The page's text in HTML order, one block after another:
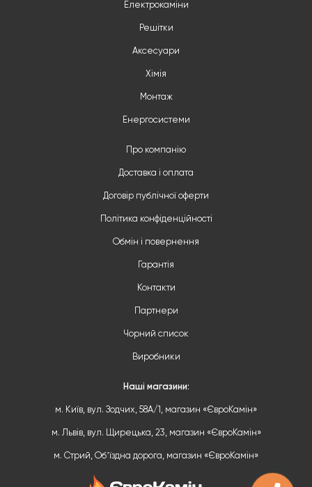
Електрокаміни
Решітки
Аксесуари
Хімія
Монтаж
Енергосистеми
Про компанію
Доставка і оплата
Договір публічної оферти
Політика конфіденційності
Обмін і повернення
Гарантія
Контакти
Партнери
Чорний список
Виробники
Наші магазини:
м. Київ, вул. Зодчих, 58А/1, магазин «ЄвроКамін»
м. Львів, вул. Щирецька, 23, магазин «ЄвроКамін»
м. Стрий, Обʼїздна дорога, магазин «ЄвроКамін»